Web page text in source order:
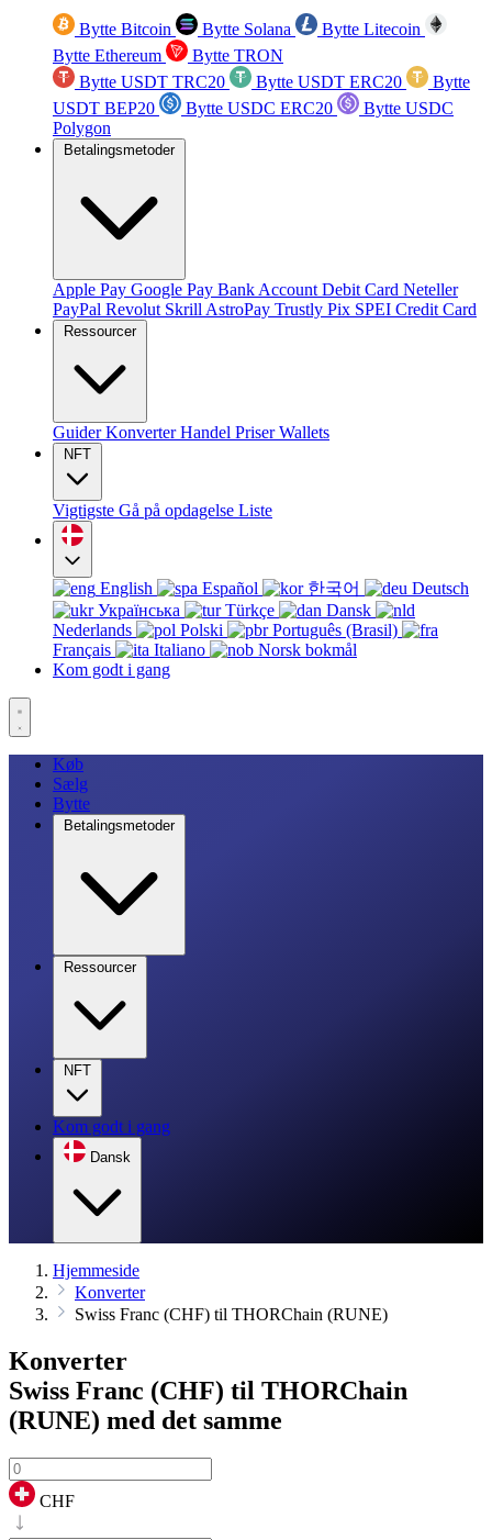
Bytte Bitcoin Bytte Solana
Bytte Litecoin
Bytte Ethereum
Bytte TRON
Bytte USDT TRC20
Bytte USDT ERC20
Bytte
USDT BEP20
Bytte USDC ERC20
Bytte USDC
Polygon
Betalingsmetoder
Apple Pay Google Pay Bank Account Debit Card Neteller
PayPal Revolut Skrill AstroPay Trustly Pix SPEI Credit Card
Ressourcer
GuiderKonverterHandel PriserWallets
NFT
Vigtigste Gå på opdagelse Liste
English Español 한국어
Deutsch
Українська
Türkçe
Dansk
Nederlands
Polski
Português (Brasil)
Français
Italiano
Norsk bokmål
Kom godt i gang
Køb
Sælg
Bytte
Betalingsmetoder
Ressourcer
NFT
Kom godt i gang
Dansk
Hjemmeside
Konverter
Swiss Franc (CHF) til THORChain (RUNE)
Konverter
Swiss Franc (CHF) til THORChain
(RUNE) med det samme
CHF